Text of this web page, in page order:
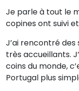
Je parle à tout le
copines ont suivi
J’ai rencontré des
très accueillants.
coins du monde,
Portugal plus